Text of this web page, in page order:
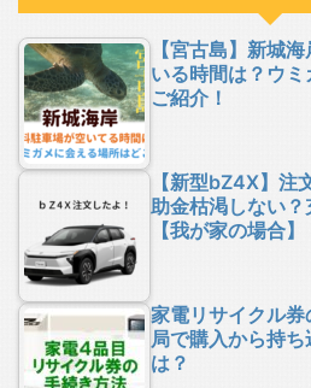
【宮古島】新城
いる時間は？ウ
ご紹介！
【新型bZ4X】注
助金枯渇しない？
【我が家の場合】
家電リサイクル
局で購入から持
は？